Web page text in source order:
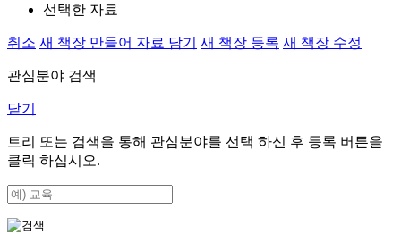
선택한 자료
취소 새 책장 만들어 자료 담기 새 책장 등록 새 책장 수정
관심분야 검색
닫기
트리 또는 검색을 통해 관심분야를 선택 하신 후 등록 버튼을
클릭 하십시오.